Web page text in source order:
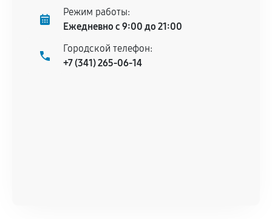
Режим работы:
Ежедневно с 9:00 до 21:00
Городской телефон:
+7 (341) 265-06-14